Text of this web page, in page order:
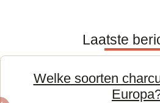
Laatste
Welke soorten